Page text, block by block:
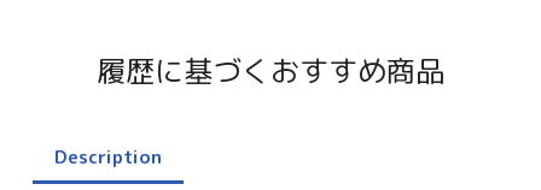
履歴に基づくおすすめ商品
Description